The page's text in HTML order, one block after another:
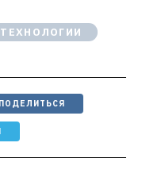
ТЕХНОЛОГИИ
ПОДЕЛИТЬСЯ